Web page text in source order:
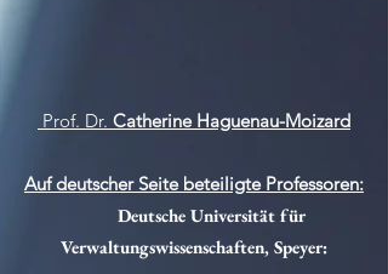
Prof. Dr. Catherine Haguenau-Moizard
Auf deutscher Seite beteiligte Professoren:
Deutsche Universität für
Verwaltungswissenschaften, Speyer: